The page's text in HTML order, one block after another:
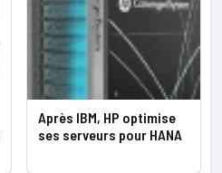
Après IBM, HP optimise
ses serveurs pour HANA